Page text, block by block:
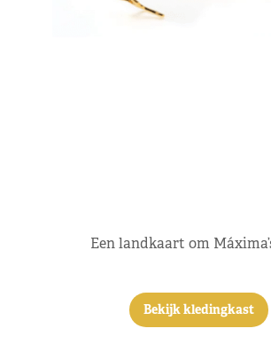
Een landkaart om
Bekijk kledingkast